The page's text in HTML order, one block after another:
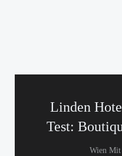
Linden
Test:
Wien